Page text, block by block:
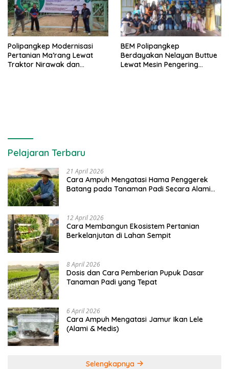
Polipangkep Modernisasi
Pertanian Ma’rang Lewat
Traktor Nirawak dan
BEM Polipangkep
Berdayakan Nelayan Buttue
Lewat Mesin Pengering
Pelajaran Terbaru
21 April 2026
Cara Ampuh Mengatasi Hama Penggerek
Batang pada Tanaman Padi Secara Alami
12 April 2026
Cara Membangun Ekosistem Pertanian
Berkelanjutan di Lahan Sempit
8 April 2026
Dosis dan Cara Pemberian Pupuk Dasar
Tanaman Padi yang Tepat
6 April 2026
Cara Ampuh Mengatasi Jamur Ikan Lele
(Alami & Medis)
Selengkapnya